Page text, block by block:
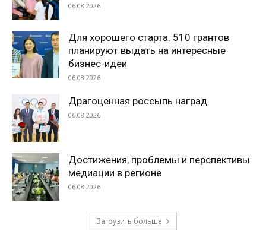
06.08.2026
Для хорошего старта: 510 грантов
планируют выдать на интересные
бизнес-идеи
06.08.2026
Драгоценная россыпь наград
06.08.2026
Достижения, проблемы и перспективы
медиации в регионе
06.08.2026
Загрузить больше